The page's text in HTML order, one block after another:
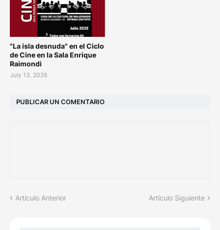
"La isla desnuda" en el Ciclo
de Cine en la Sala Enrique
Raimondi
July 13, 2026
PUBLICAR UN COMENTARIO
Artículo Anterior Artículo Siguiente